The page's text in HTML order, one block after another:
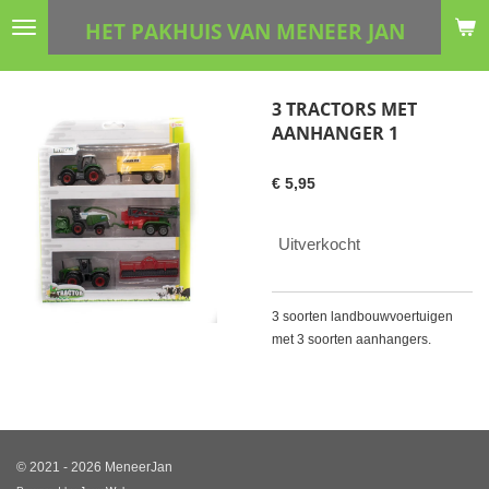
Ga
HET PAKHUIS VAN MENEER JAN
3 TRACTORS MET
AANHANGER 1
€ 5,95
Uitverkocht
3 soorten landbouwvoertuigen
met 3 soorten aanhangers.
© 2021 - 2026 MeneerJan